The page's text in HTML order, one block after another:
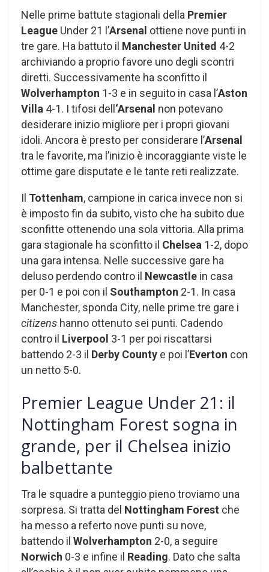
Nelle prime battute stagionali della Premier
League Under 21 l’Arsenal ottiene nove punti in
tre gare. Ha battuto il Manchester United 4-2
archiviando a proprio favore uno degli scontri
diretti. Successivamente ha sconfitto il
Wolverhampton 1-3 e in seguito in casa l’Aston
Villa 4-1. I tifosi dell ‘Arsenal non potevano
desiderare inizio migliore per i propri giovani
idoli. Ancora è presto per considerare l’Arsenal
tra le favorite, ma l’inizio è incoraggiante viste le
ottime gare disputate e le tante reti realizzate.
Il Tottenham, campione in carica invece non si
è imposto fin da subito, visto che ha subito due
sconfitte ottenendo una sola vittoria. Alla prima
gara stagionale ha sconfitto il Chelsea 1-2, dopo
una gara intensa. Nelle successive gare ha
deluso perdendo contro il Newcastle in casa
per 0-1 e poi con il Southampton 2-1. In casa
Manchester, sponda City, nelle prime tre gare i
citizens hanno ottenuto sei punti. Cadendo
contro il Liverpool 3-1 per poi riscattarsi
battendo 2-3 il Derby County e poi l’Everton con
un netto 5-0.
Premier League Under 21: il
Nottingham Forest sogna in
grande, per il Chelsea inizio
balbettante
Tra le squadre a punteggio pieno troviamo una
sorpresa. Si tratta del Nottingham Forest che
ha messo a referto nove punti su nove,
battendo il Wolverhampton 2-0, a seguire
Norwich 0-3 e infine il Reading. Dato che salta